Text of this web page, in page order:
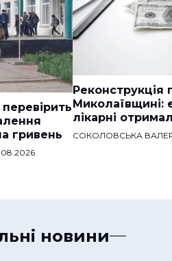
гривень
Реконструкція
Миколаївщині:
лікарні
СОКОЛОВСЬКА
новини